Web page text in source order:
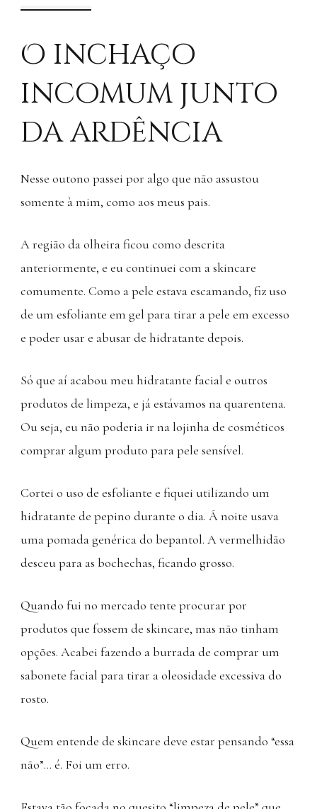
O inchaço
incomum junto
da ardência
Nesse outono passei por algo que não assustou
somente à mim, como aos meus pais.
A região da olheira ficou como descrita
anteriormente, e eu continuei com a skincare
comumente. Como a pele estava escamando, fiz uso
de um esfoliante em gel para tirar a pele em excesso
e poder usar e abusar de hidratante depois.
Só que aí acabou meu hidratante facial e outros
produtos de limpeza, e já estávamos na quarentena.
Ou seja, eu não poderia ir na lojinha de cosméticos
comprar algum produto para pele sensível.
Cortei o uso de esfoliante e fiquei utilizando um
hidratante de pepino durante o dia. Á noite usava
uma pomada genérica do bepantol. A vermelhidão
desceu para as bochechas, ficando grosso.
Quando fui no mercado tente procurar por
produtos que fossem de skincare, mas não tinham
opções. Acabei fazendo a burrada de comprar um
sabonete facial para tirar a oleosidade excessiva do
rosto.
Quem entende de skincare deve estar pensando “essa
não”… é. Foi um erro.